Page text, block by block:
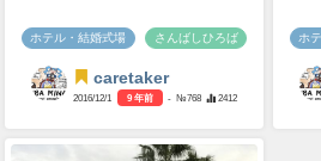
ホテル・結婚式場 さんばしひろば
caretaker
2016/12/1 9 年前 - №768 2412
ホ